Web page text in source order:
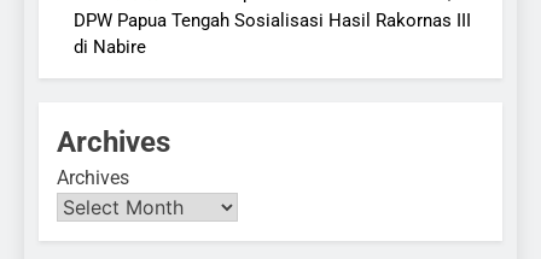
DPW Papua Tengah Sosialisasi Hasil Rakornas III
di Nabire
Archives
Archives